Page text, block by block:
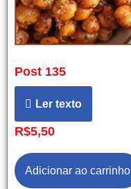
Post 135
Ler texto
R$5,50
Adicionar ao carrinho